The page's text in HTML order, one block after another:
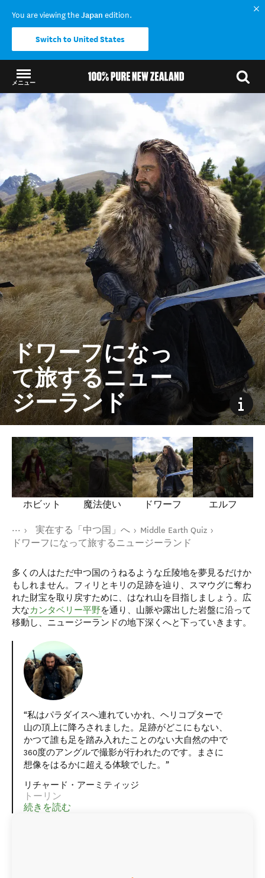
You are viewing theJapan edition.
Switch to United States
メニュー
結果に戻る
ドワーフになっ
て旅するニュー
ジーランド
ホビット 魔法使い ドワーフ エルフ
現在のページ
ホーム
ニュージーランドの楽しみ方
映画の舞台、ニュージーランド
実在する「中つ国」へ
Middle Earth Quiz
ドワーフになって旅するニュージーランド
多くの人はただ中つ国のうねるような丘陵地を夢見るだけか
もしれません。フィリとキリの足跡を辿り、スマウグに奪わ
れた財宝を取り戻すために、はなれ山を目指しましょう。広
大なカンタベリー平野を通り、山脈や露出した岩盤に沿って
移動し、ニュージーランドの地下深くへと下っていきます。
私はパラダイスへ連れていかれ、ヘリコプターで
山の頂上に降ろされました。足跡がどこにもない、
かつて誰も足を踏み入れたことのない大自然の中で
360度のアングルで撮影が行われたのです。まさに
想像をはるかに超える体験でした。
リチャード・アーミティッジ
トーリン
続きを読む